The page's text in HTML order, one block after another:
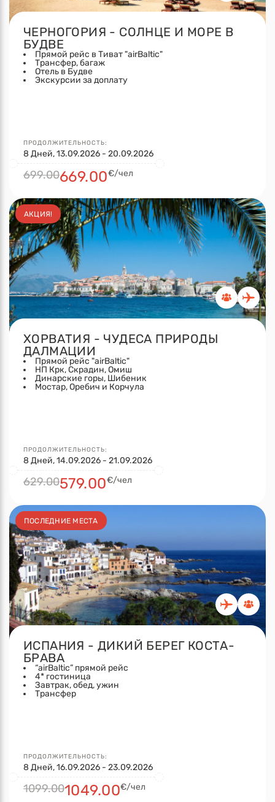
ЧЕРНОГОРИЯ - СОЛНЦЕ И МОРЕ В
БУДВЕ
Прямой рейс в Тиват "airBaltic"
Трансфер, багаж
Отель в Будве
Экскурсии за доплату
ПРОДОЛЖИТЕЛЬНОСТЬ:
8 Дней, 13.09.2026 - 20.09.2026
699.00669.00€/чел
АКЦИЯ!
ХОРВАТИЯ - ЧУДЕСА ПРИРОДЫ
ДАЛМАЦИИ
Прямой рейс "airBaltic"
НП Крк, Скрадин, Омиш
Динарские горы, Шибеник
Мостар, Оребич и Корчула
ПРОДОЛЖИТЕЛЬНОСТЬ:
8 Дней, 14.09.2026 - 21.09.2026
629.00579.00€/чел
ПОСЛЕДНИЕ МЕСТА
ИСПАНИЯ - ДИКИЙ БЕРЕГ КОСТА-
БРАВА
“airBaltic” прямой рейс
4* гостиница
Завтрак, обед, ужин
Трансфер
ПРОДОЛЖИТЕЛЬНОСТЬ:
8 Дней, 16.09.2026 - 23.09.2026
1099.001049.00€/чел